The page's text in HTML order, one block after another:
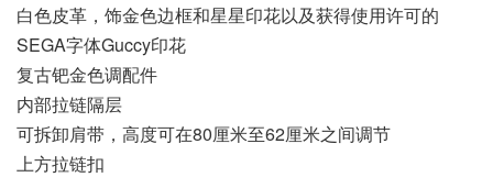
白色皮革，饰金色边框和星星印花以及获得使用许可的
SEGA字体Guccy印花
复古钯金色调配件
内部拉链隔层
可拆卸肩带，高度可在80厘米至62厘米之间调节
上方拉链扣